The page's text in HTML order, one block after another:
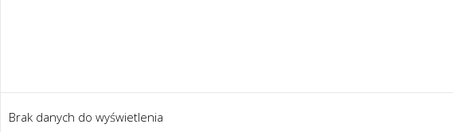
Brak danych do wyświetlenia